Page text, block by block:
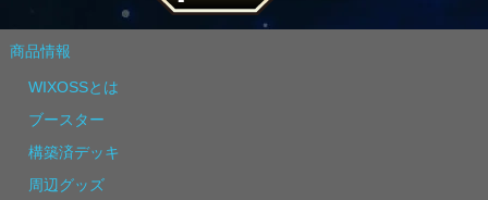
商品情報
WIXOSSとは
ブースター
構築済デッキ
周辺グッズ